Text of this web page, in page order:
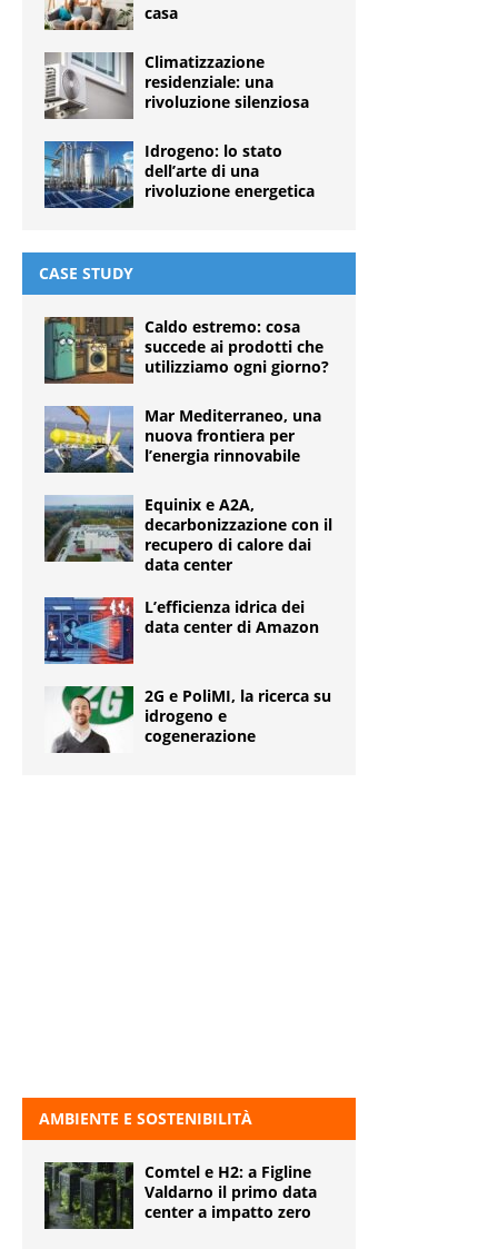
casa
Climatizzazione
residenziale: una
rivoluzione silenziosa
Idrogeno: lo stato
dell’arte di una
rivoluzione energetica
CASE STUDY
Caldo estremo: cosa
succede ai prodotti che
utilizziamo ogni giorno?
Mar Mediterraneo, una
nuova frontiera per
l’energia rinnovabile
Equinix e A2A,
decarbonizzazione con il
recupero di calore dai
data center
L’efficienza idrica dei
data center di Amazon
2G e PoliMI, la ricerca su
idrogeno e
cogenerazione
AMBIENTE E SOSTENIBILITÀ
Comtel e H2: a Figline
Valdarno il primo data
center a impatto zero